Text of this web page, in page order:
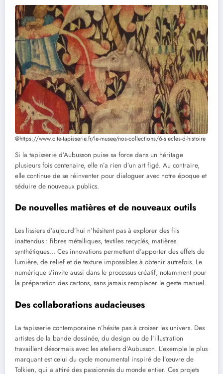
@https://www.cite-tapisserie.fr/le-musee/nos-collections/6-siecles-d-histoire
Si la tapisserie d’Aubusson puise sa force dans un héritage
plusieurs fois centenaire, elle n’a rien d’un art figé. Au contraire,
elle continue de se réinventer pour dialoguer avec notre époque et
séduire de nouveaux publics.
De nouvelles matières et de nouveaux outils
Les lissiers d’aujourd’hui n’hésitent pas à explorer des fils
inattendus : fibres métalliques, textiles recyclés, matières
synthétiques… Ces innovations permettent d’apporter des effets de
lumière, de relief et de texture impossibles à obtenir autrefois. Le
numérique s’invite aussi dans le processus créatif, notamment pour
la préparation des cartons, sans jamais remplacer le geste manuel.
Des collaborations audacieuses
La tapisserie contemporaine n’hésite pas à croiser les univers. Des
artistes de la bande dessinée, du design ou de l’illustration
travaillent désormais avec les ateliers d’Aubusson. L’exemple le plus
marquant est celui du cycle monumental inspiré de l’œuvre de
Tolkien, qui a attiré des passionnés du monde entier. Ces projets